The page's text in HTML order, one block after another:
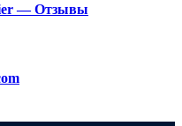
— Отзывы